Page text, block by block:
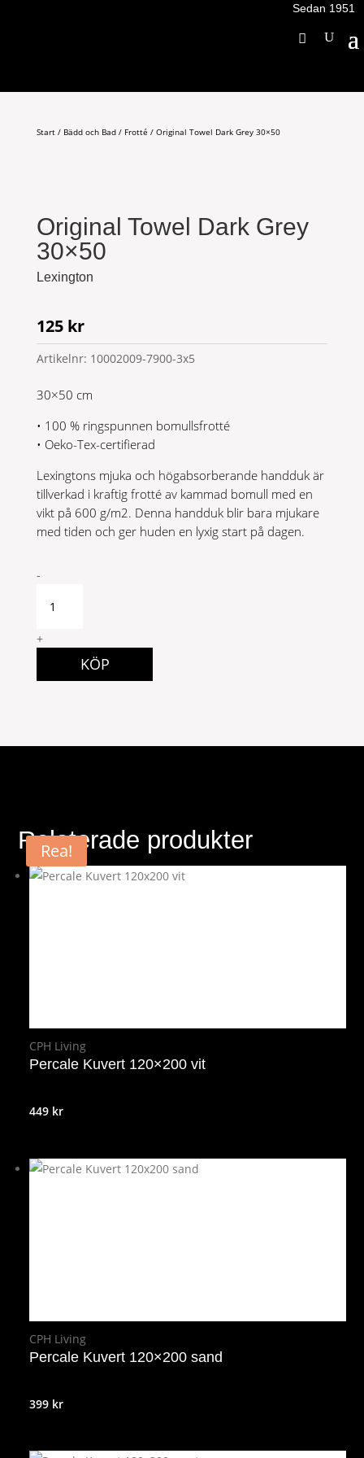
Sedan 1951
Start/ Bädd och Bad/ Frotté / Original Towel Dark Grey 30×50
Original Towel Dark Grey
30×50
Lexington
125 kr
Artikelnr: 10002009-7900-3x5
30×50 cm
• 100 % ringspunnen bomullsfrotté
• Oeko-Tex-certifierad
Lexingtons mjuka och högabsorberande handduk är
tillverkad i kraftig frotté av kammad bomull med en
vikt på 600 g/m2. Denna handduk blir bara mjukare
med tiden och ger huden en lyxig start på dagen.
Original
Dark
30x50
-
+
KÖP
Relaterade produkter
CPH Living
Percale Kuvert 120×200 vit
449 kr
CPH Living
Percale Kuvert 120×200 sand
399 kr
Rea!